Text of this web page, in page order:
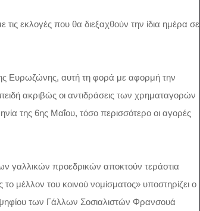
εκλογές που θα διεξαχθούν την ίδια ημέρα σε
Ευρωζώνης, αυτή τη φορά με αφορμή την
ακριβώς οι αντιδράσεις των χρηματαγορών
της 6ης Μαΐου, τόσο περισσότερο οι αγορές
γαλλικών προεδρικών αποκτούν τεράστια
μέλλον του κοινού νομίσματος» υποστηρίζει ο
των Γάλλων Σοσιαλιστών Φρανσουά